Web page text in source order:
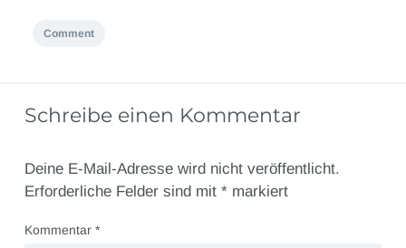
Comment
Schreibe einen Kommentar
Deine E-Mail-Adresse wird nicht veröffentlicht.
Erforderliche Felder sind mit *markiert
Kommentar *